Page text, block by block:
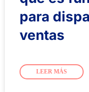
para
ventas
LEER MÁS